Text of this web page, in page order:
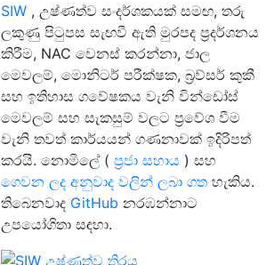
SIW , උෂ්ණත්ව සංදර්ශකයක් සමඟ, තරු
ලකුණු පිටුපස සැඟවී ඇති මුරපද ප්‍රදර්ශනය
කිරීම, NAC වෙනස් කරන්නා, ජාල
මෙවලම්, මොනිටර් පරීක්ෂක, බ්‍රව්සර් කුකී
සහ ඉතිහාස ගවේෂකය වැනි වින්ඩෝස්
මෙවලම් සහ සැකසුම් වලට ප්‍රවේශ වීම
වැනි තවත් කාර්යයන් ගණනාවක් ඉදිරිපත්
කරයි. නොමිලේ ( ප්‍රජා සහාය ) සහ
ගෙවන ලද අනුවාද වලින් ලබා ගත හැකිය.
තිබෙනවාද GitHub නරඹන්නාට
උපයෝගිතා සඳහා.